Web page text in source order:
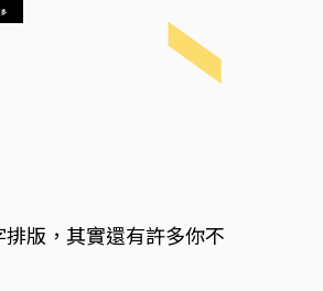
版，其實還有許多你不